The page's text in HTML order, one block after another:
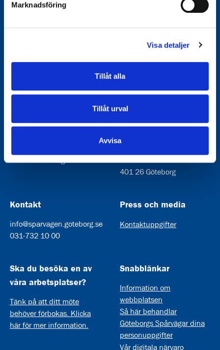
Marknadsföring
Visa detaljer
Tillåt alla
Tillåt urval
Avvisa
varit en del av staden sedan 1879. Vi är en av de större
kollektivtrafiken bättre och mer tillgänglig för dig som
mängd andra tjänster i och omkring kollektivtrafiken.
Göteborgs Spårvägar på LinkedIn
Göteborgs Spårvägar på Instagram
Besöksadress
416 64 Göteborg
Postadress
Box 424
401 26 Göteborg
Kontakt
info@sparvagen.goteborg.se
031-732 10 00
Press och media
Kontaktuppgifter
Ska du besöka en av
våra arbetsplatser?
Tänk på att ditt möte
behöver förbokas. Klicka
här för mer information.
Snabblänkar
Information om
webbplatsen
Så här behandlar
Göteborgs Spårvägar dina
personuppgifter
Vår digitala närvaro